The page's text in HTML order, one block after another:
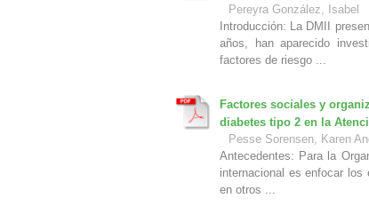
Pereyra González, Isabel
Introducción: La DMII
años, han aparecido
factores de riesgo ...
Factores sociales y
diabetes tipo 2 en la
Pesse Sorensen, Karen
Antecedentes: Para la
internacional es enfocar
en otros ...